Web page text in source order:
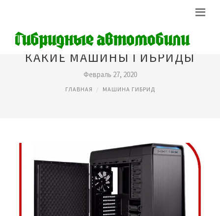
КАКИЕ МАШИНЫ ГИБРИДЫ
Февраль 27, 2020
ГЛАВНАЯ МАШИНА ГИБРИД